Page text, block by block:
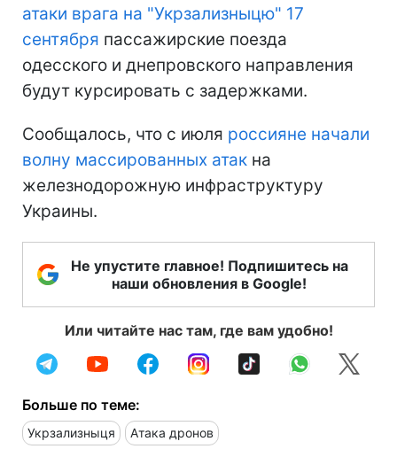
атаки врага на "Укрзализныцю" 17
сентября пассажирские поезда
одесского и днепровского направления
будут курсировать с задержками.
Сообщалось, что с июля россияне начали
волну массированных атак на
железнодорожную инфраструктуру
Украины.
Не упустите главное! Подпишитесь на
наши обновления в Google!
Или читайте нас там, где вам удобно!
Больше по теме:
Укрзализныця Атака дронов